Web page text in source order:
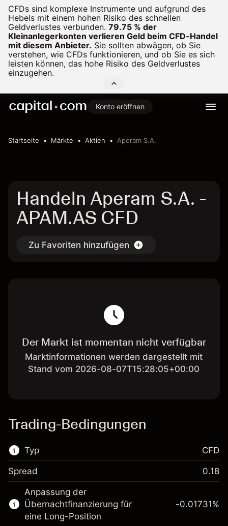
CFDs sind komplexe Instrumente und aufgrund des
Hebels mit einem hohen Risiko des schnellen
Geldverlustes verbunden. 79.75 % der
Kleinanlegerkonten verlieren Geld beim CFD-Handel
mit diesem Anbieter. Sie sollten abwägen, ob Sie
verstehen, wie CFDs funktionieren, und ob Sie es sich
leisten können, das hohe Risiko des Geldverlustes
einzugehen.
Konto eröffnen
Startseite Märkte Aktien Aperam S.A.
Handeln Aperam S.A. -
APAM.AS CFD
Zu Favoriten hinzufügen
Der Markt ist momentan nicht verfügbar
Marktinformationen werden dargestellt mit
Stand vom 2026-08-07T15:28:05+00:00
Trading-Bedingungen
Typ
Dieser Finanzmarkt steht für das CFD-
Trading zur Verfügung.
Erfahren Sie mehr über:
CFD
Spread 0.18
Anpassung der
Übernachtfinanzierung für
eine Long-Position
-0.01731%